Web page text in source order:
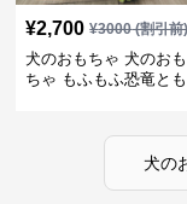
¥2,700 ¥3000(割引前
犬のおもちゃ 犬のおも
ちゃ もふもふ恐竜とも
犬の